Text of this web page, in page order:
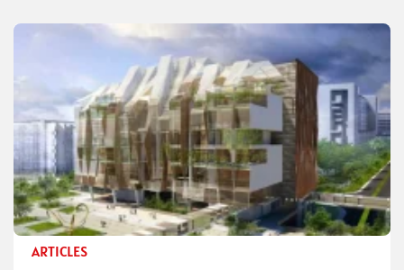
ARTICLES